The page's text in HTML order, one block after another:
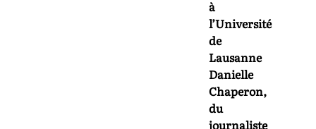
à
l’Université
de
Lausanne
Danielle
Chaperon,
du
journaliste